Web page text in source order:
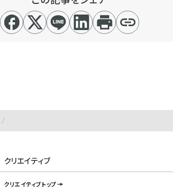
クリエイティブ
クリエイティブトップ